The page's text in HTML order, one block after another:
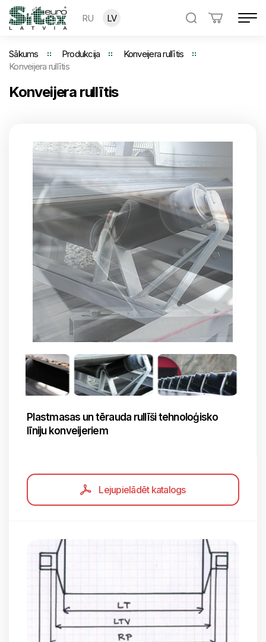
RU LV
Sākums Produkcija
Konveijera rullītis
Konveijera rullītis
Konveijera rullītis
Plastmasas un tērauda rullīši tehnoloģisko
līniju konveijeriem
Lejupielādēt katalogs